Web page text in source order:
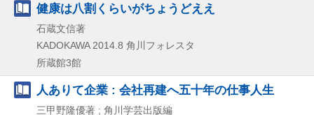
健康は八割くらいがちょうどええ
石蔵文信著
KADOKAWA 2014.8 角川フォレスタ
所蔵館3館
人ありて企業 : 会社再建へ五十年の仕事人生
三甲野隆優著 ; 角川学芸出版編